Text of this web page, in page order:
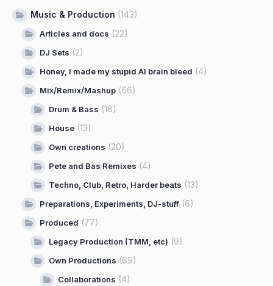
Music & Production (143)
Articles and docs (22)
DJ Sets (2)
Honey, I made my stupid AI brain bleed (4)
Mix/Remix/Mashup (66)
Drum & Bass (18)
House (13)
Own creations (20)
Pete and Bas Remixes (4)
Techno, Club, Retro, Harder beats (13)
Preparations, Experiments, DJ-stuff (6)
Produced (77)
Legacy Production (TMM, etc) (9)
Own Productions (69)
Collaborations (4)